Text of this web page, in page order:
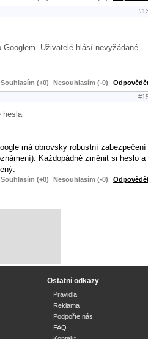
Uživatelé hlásí nevyžádané
Souhlasím (+0) Nesouhlasím (-0)
hesla
má obrovsky robustní zabezpečení
Každopádně změnit si heslo a
Souhlasím (+0) Nesouhlasím (-0)
Ostatní odkazy
Pravidla
Reklama
Podpořte nás
FAQ